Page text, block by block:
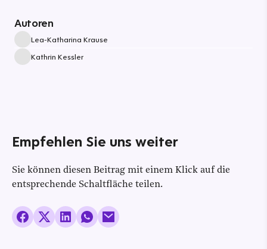
Autoren
Lea-Katharina Krause
Kathrin Kessler
Empfehlen Sie uns weiter
Sie können diesen Beitrag mit einem Klick auf die
entsprechende Schaltfläche teilen.